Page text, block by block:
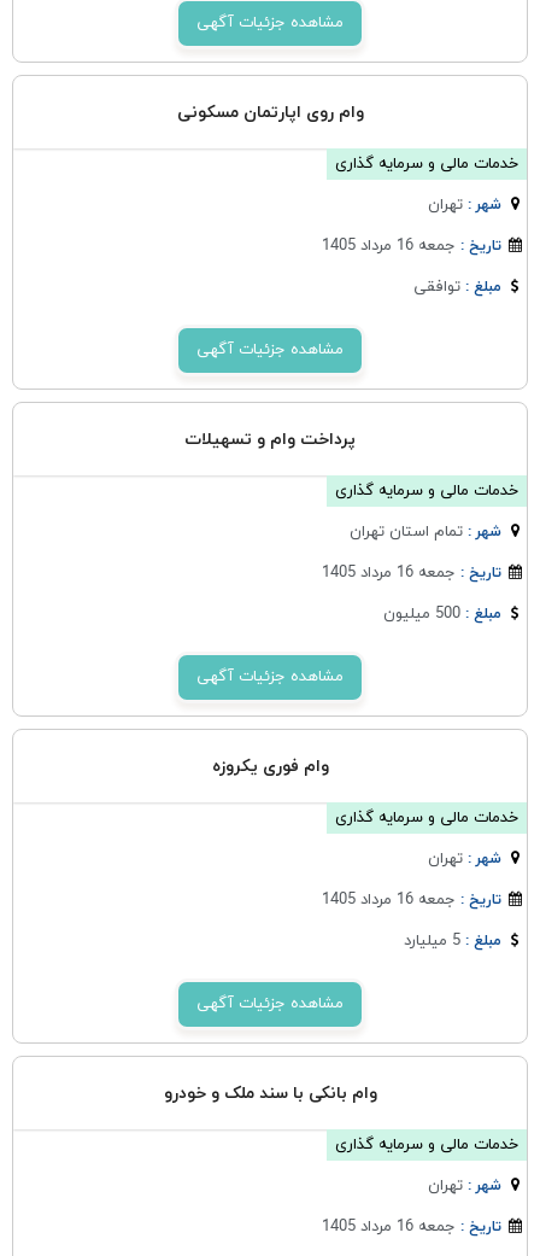
مشاهده جزئیات آگهی
وام روی اپارتمان مسکونی
خدمات مالی و سرمایه گذاری
شهر :تهران
تاریخ : جمعه 16 مرداد 1405
مبلغ :توافقی
مشاهده جزئیات آگهی
پرداخت وام و تسهیلات
خدمات مالی و سرمایه گذاری
شهر :تمام استان تهران
تاریخ : جمعه 16 مرداد 1405
مبلغ :500 میلیون
مشاهده جزئیات آگهی
وام فوری یکروزه
خدمات مالی و سرمایه گذاری
شهر :تهران
تاریخ : جمعه 16 مرداد 1405
مبلغ :5 میلیارد
مشاهده جزئیات آگهی
وام بانکی با سند ملک و خودرو
خدمات مالی و سرمایه گذاری
شهر :تهران
تاریخ : جمعه 16 مرداد 1405